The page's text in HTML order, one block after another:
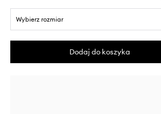
Wybierz rozmiar
Dodaj do koszyka